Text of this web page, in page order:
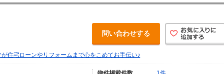
問い合わせする
住宅ローンやリフォームまで心をこめてお手伝い♪